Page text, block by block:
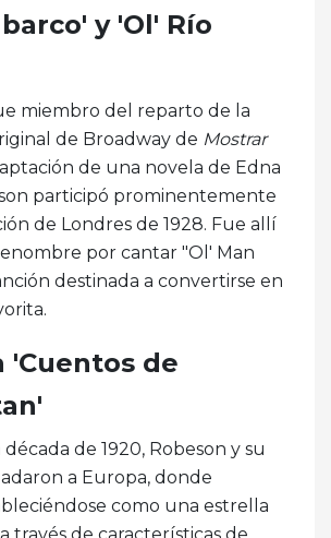
y 'Ol' Río
miembro del reparto de la
de Broadway de Mostrar
de una novela de Edna
participó prominentemente
de Londres de 1928. Fue allí
por cantar "Ol' Man
destinada a convertirse en
'Cuentos de
de 1920, Robeson y su
a Europa, donde
como una estrella